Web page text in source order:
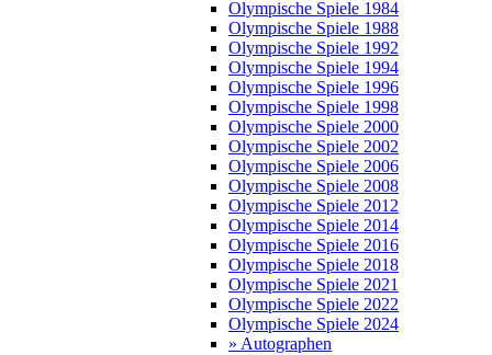
Olympische Spiele 1984
Olympische Spiele 1988
Olympische Spiele 1992
Olympische Spiele 1994
Olympische Spiele 1996
Olympische Spiele 1998
Olympische Spiele 2000
Olympische Spiele 2002
Olympische Spiele 2006
Olympische Spiele 2008
Olympische Spiele 2012
Olympische Spiele 2014
Olympische Spiele 2016
Olympische Spiele 2018
Olympische Spiele 2021
Olympische Spiele 2022
Olympische Spiele 2024
» Autographen